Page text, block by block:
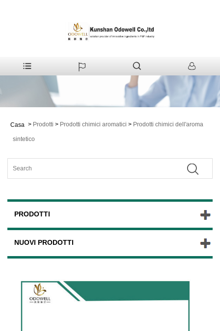
Casa > Prodotti > Prodotti chimici aromatici > Prodotti chimici dell'aroma
sintetico
PRODOTTI
NUOVI PRODOTTI